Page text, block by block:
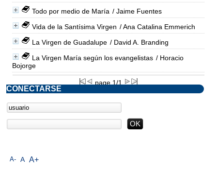
Todo por medio de María / Jaime Fuentes
Vida de la Santísima Virgen / Ana Catalina Emmerich
La Virgen de Guadalupe / David A. Branding
La Virgen María según los evangelistas / Horacio
Bojorge
page 1/1
A- A A+
CONECTARSE